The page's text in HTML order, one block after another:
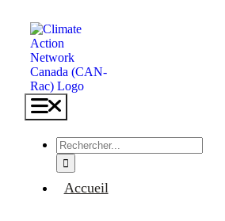
content
Toggle
Search
for:
Accueil